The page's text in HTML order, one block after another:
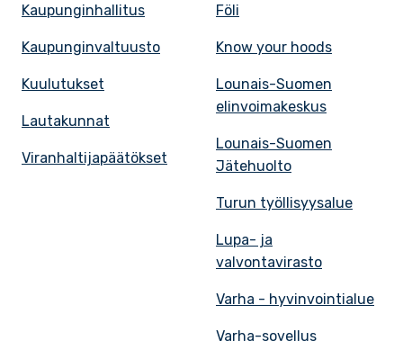
Kaupunginhallitus
Kaupunginvaltuusto
Kuulutukset
Lautakunnat
Viranhaltijapäätökset
Föli
Know your hoods
Lounais-Suomen
elinvoimakeskus
Lounais-Suomen
Jätehuolto
Turun työllisyysalue
Lupa- ja
valvontavirasto
Varha - hyvinvointialue
Varha-sovellus